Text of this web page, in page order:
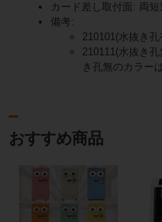
カード差し取付面: 両短
備考:
210101(水抜き孔
210111(水抜き
き孔無のカラー
おすすめ商品